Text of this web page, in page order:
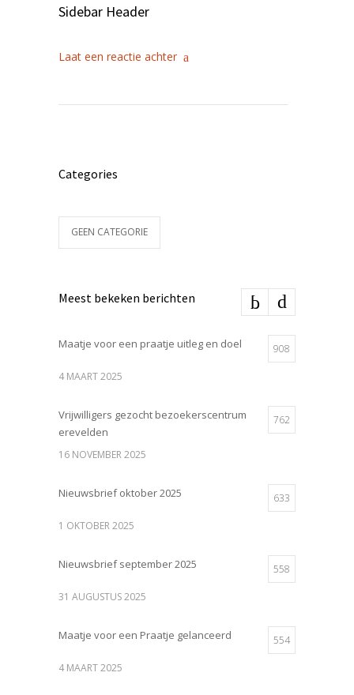
Sidebar Header
Laat een reactie achter
Categories
GEEN CATEGORIE
Meest bekeken berichten
Maatje voor een praatje uitleg en doel 908
4 MAART 2025
Vrijwilligers gezocht bezoekerscentrum
erevelden
762
16 NOVEMBER 2025
Nieuwsbrief oktober 2025 633
1 OKTOBER 2025
Nieuwsbrief september 2025 558
31 AUGUSTUS 2025
Maatje voor een Praatje gelanceerd 554
4 MAART 2025